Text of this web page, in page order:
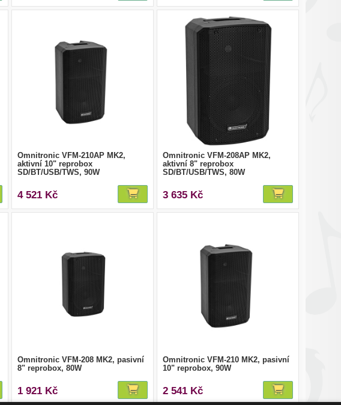
Omnitronic VFM-210AP MK2,
aktivní 10" reprobox
SD/BT/USB/TWS, 90W
4 521 Kč
Omnitronic VFM-208AP MK2,
aktivní 8" reprobox
SD/BT/USB/TWS, 80W
3 635 Kč
Omnitronic VFM-208 MK2, pasivní
8" reprobox, 80W
1 921 Kč
Omnitronic VFM-210 MK2, pasivní
10" reprobox, 90W
2 541 Kč